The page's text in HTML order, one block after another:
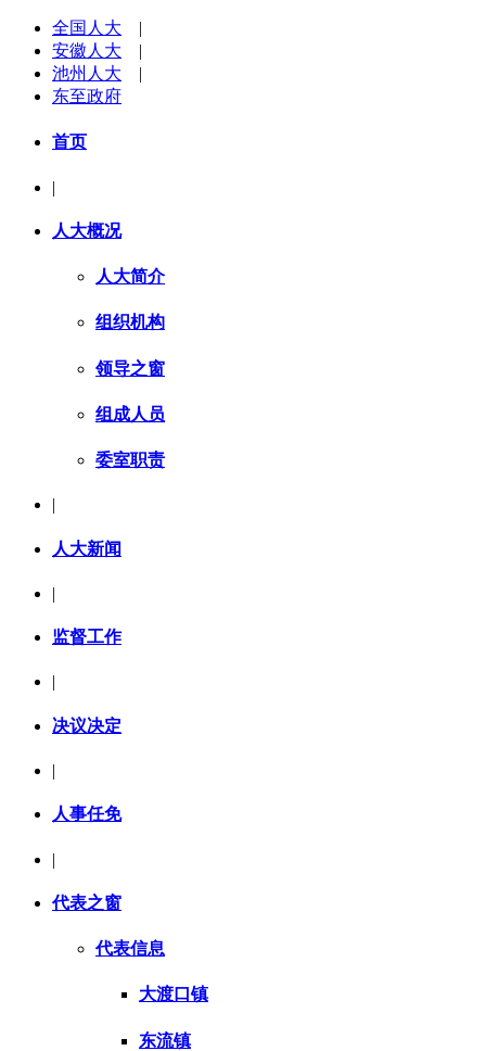
全国人大 |
安徽人大 |
池州人大 |
东至政府
首页
|
人大概况
人大简介
组织机构
领导之窗
组成人员
委室职责
|
人大新闻
|
监督工作
决议决定
|
人事任免
|
代表之窗
代表信息
大渡口镇
东流镇